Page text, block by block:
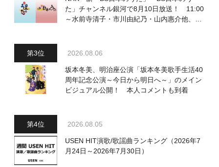
た」チャンネル銀河で8月10日放送！ 11:00
～水前寺清子・市川由紀乃・山内惠介他、
2026.08.06
坂本冬美、明治座公演「坂本冬美歌手生活40
周年記念公演～今日から明日へ～」のメイン
ビジュアル公開！ 本人コメントも到着
2026.08.05
USEN HIT演歌/歌謡曲ランキング（2026年7
月24日～2026年7月30日）